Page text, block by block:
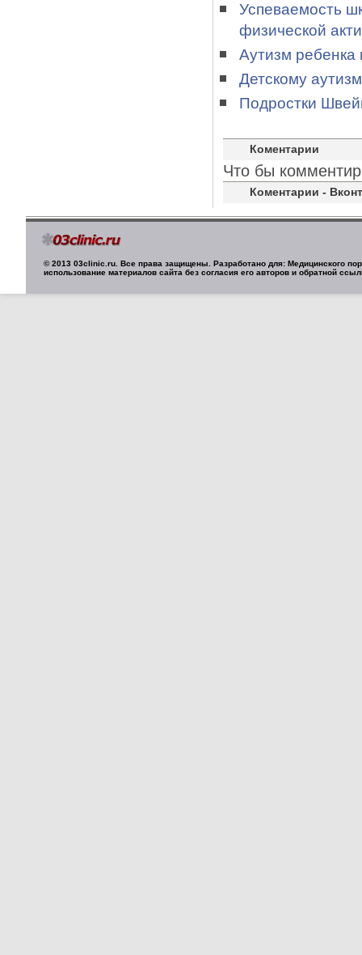
Успеваемость
физической
Аутизм ребенка
Детскому
Подростки
Коментарии
Что бы
Коментарии -
© 2013 03clinic.ru. Все права защищены. Разработано для: Медицинского
использование материалов сайта без согласия его авторов и обратной